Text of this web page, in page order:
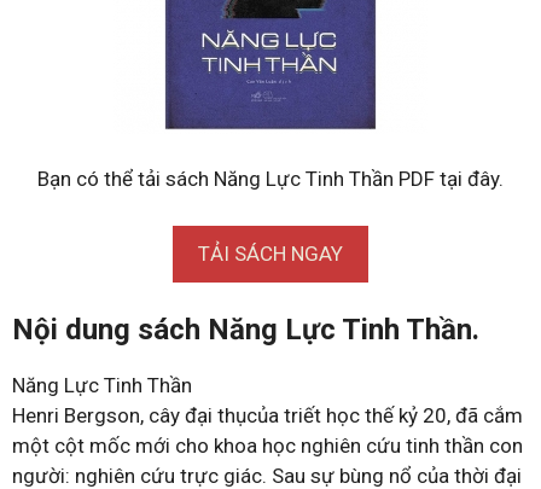
Bạn có thể tải sách Năng Lực Tinh Thần PDF tại đây.
TẢI SÁCH NGAY
Nội dung sách Năng Lực Tinh Thần.
Năng Lực Tinh Thần
Henri Bergson, cây đại thụcủa triết học thế kỷ 20, đã cắm
một cột mốc mới cho khoa học nghiên cứu tinh thần con
người: nghiên cứu trực giác. Sau sự bùng nổ của thời đại